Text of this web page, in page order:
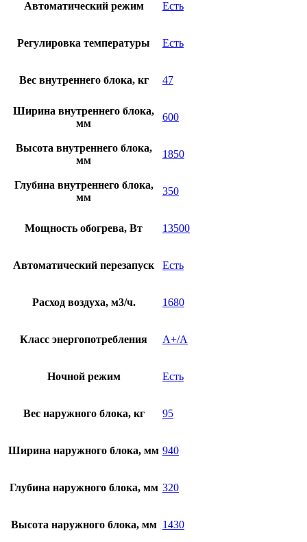
Автоматический режим Есть
Регулировка температуры Есть
Вес внутреннего блока, кг 47
Ширина внутреннего блока,
мм
600
Высота внутреннего блока,
мм
1850
Глубина внутреннего блока,
мм
350
Мощность обогрева, Вт 13500
Автоматический перезапуск Есть
Расход воздуха, м3/ч. 1680
Класс энергопотребления A+/A
Ночной режим Есть
Вес наружного блока, кг 95
Ширина наружного блока, мм 940
Глубина наружного блока, мм 320
Высота наружного блока, мм 1430